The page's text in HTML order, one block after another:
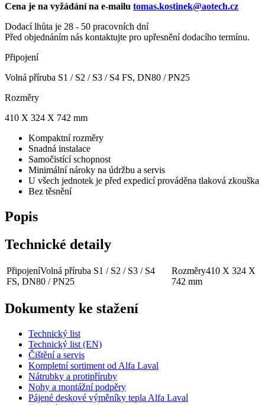
Cena je na vyžádání na e-mailu tomas.kostinek@aotech.cz
Dodací lhůta je 28 - 50 pracovních dní
Před objednáním nás kontaktujte pro upřesnění dodacího termínu.
Připojení
Volná příruba S1 / S2 / S3 / S4 FS, DN80 / PN25
Rozměry
410 X 324 X 742 mm
Kompaktní rozměry
Snadná instalace
Samočistící schopnost
Minimální nároky na údržbu a servis
U všech jednotek je před expedicí prováděna tlaková zkouška
Bez těsnění
Popis
Technické detaily
PřipojeníVolná příruba S1 / S2 / S3 / S4
FS, DN80 / PN25
Rozměry410 X 324 X
742 mm
Dokumenty ke stažení
Technický list
Technický list (EN)
Čištění a servis
Kompletní sortiment od Alfa Laval
Nátrubky a protipříruby
Nohy a montážní podpěry
Pájené deskové výměníky tepla Alfa Laval